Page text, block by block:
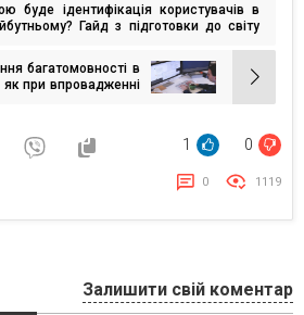
буде ідентифікація користувачів в
Гайд з підготовки до світу
багатомовності в
при впровадженні
1 0
0 1119
Залишити свій коментар